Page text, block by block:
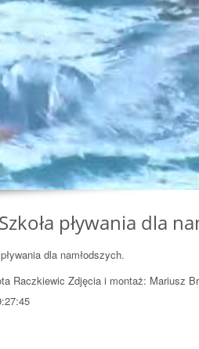
pływania dla
dla namłodszych.
Raczkiewic Zdjęcia i montaż: Mariusz